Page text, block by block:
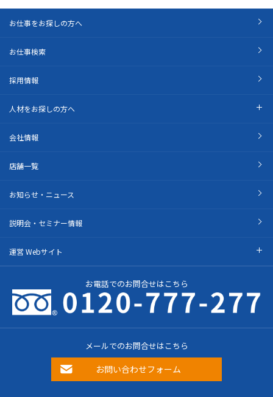
お仕事をお探しの方へ
お仕事検索
採用情報
人材をお探しの方へ
会社情報
店舗一覧
お知らせ・ニュース
説明会・セミナー情報
運営 Webサイト
お電話でのお問合せはこちら
メールでのお問合せはこちら
お問い合わせフォーム